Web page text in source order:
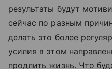
результаты будут
сейчас по разным
делать это более
усилия в этом
продлить жизнь. Что